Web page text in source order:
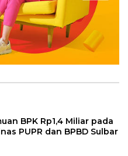
BPK Rp1,4 Miliar pada
PUPR dan BPBD Sulbar